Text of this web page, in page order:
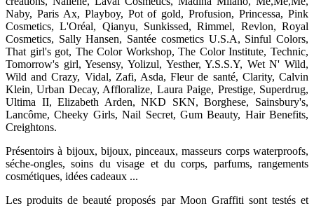
Naby, Paris Ax, Playboy, Pot of gold, Profusion, Princessa, Pink
Cosmetics, L'Oréal, Qianyu, Sunkissed, Rimmel, Revlon, Royal
Cosmetics, Sally Hansen, Santée cosmetics U.S.A, Sinful Colors,
That girl's got, The Color Workshop, The Color Institute, Technic,
Tomorrow's girl, Yesensy, Yolizul, Yesther, Y.S.S.Y, Wet N' Wild,
Wild and Crazy, Vidal, Zafi, Asda, Fleur de santé, Clarity, Calvin
Klein, Urban Decay, Affloralize, Laura Paige, Prestige, Superdrug,
Ultima II, Elizabeth Arden, NKD SKN, Borghese, Sainsbury's,
Lancôme, Cheeky Girls, Nail Secret, Gum Beauty, Hair Benefits,
Creightons.
Présentoirs à bijoux, bijoux, pinceaux, masseurs corps waterproofs,
séche-ongles, soins du visage et du corps, parfums, rangements
cosmétiques, idées cadeaux ...
Les produits de beauté proposés par Moon Graffiti sont testés et